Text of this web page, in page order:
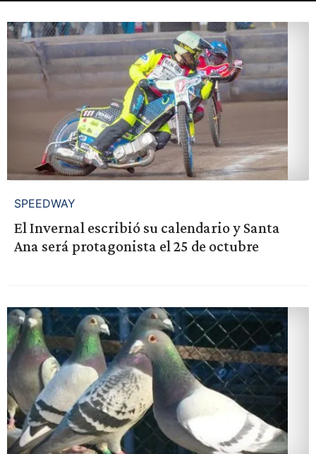
SPEEDWAY
El Invernal escribió su calendario y Santa
Ana será protagonista el 25 de octubre